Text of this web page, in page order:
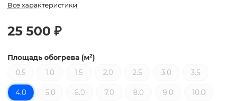
Все характеристики
25 500 ₽
Площадь обогрева (м²)
0.5
1.0 1.5 2.0 2.5 3.0 3.5
4.0 5.0 6.0 7.0 8.0 9.0 10.0